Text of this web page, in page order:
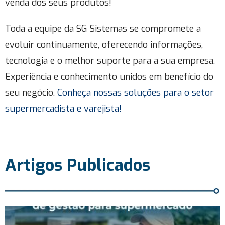
venda dos seus produtos!
Toda a equipe da SG Sistemas se compromete a
evoluir continuamente, oferecendo informações,
tecnologia e o melhor suporte para a sua empresa.
Experiência e conhecimento unidos em benefício do
seu negócio. Conheça nossas soluções para o setor
supermercadista e varejista!
Artigos Publicados